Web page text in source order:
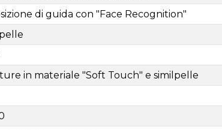
di guida con "Face Recognition"
in materiale "Soft Touch" e similpelle